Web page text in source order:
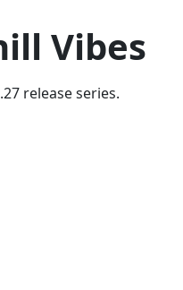
Vibes
release series.